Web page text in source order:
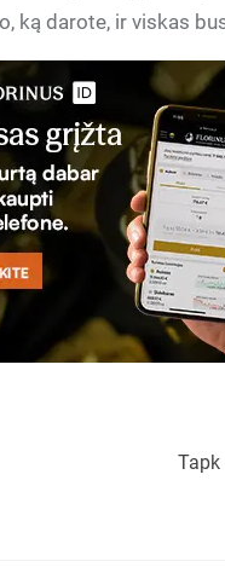
ką darote, ir viskas
Tapk